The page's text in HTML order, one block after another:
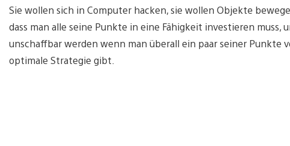
Sie wollen sich in Computer hacken, sie wollen Objekte
dass man alle seine Punkte in eine Fähigkeit investieren muss,
unschaffbar werden wenn man überall ein paar seiner Punkte
optimale Strategie gibt.